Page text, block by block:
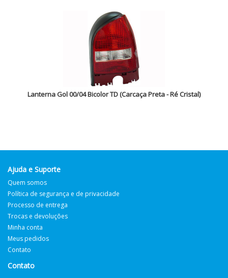
Lanterna Gol 00/04 Bicolor TD (Carcaça Preta - Ré Cristal)
Ajuda e Suporte
Quem somos
Política de segurança e de privacidade
Processo de entrega
Trocas e devoluções
Minha conta
Meus pedidos
Contato
Contato